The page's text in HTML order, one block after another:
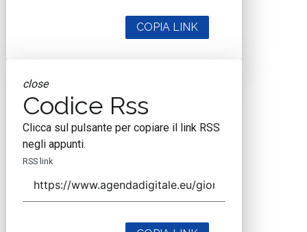
COPIA LINK
close
Codice Rss
Clicca sul pulsante per copiare il link RSS
negli appunti.
RSS link